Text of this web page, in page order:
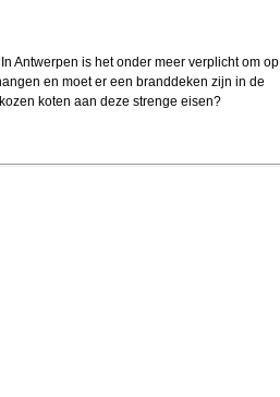
Antwerpen is het onder meer verplicht om op
en moet er een branddeken zijn in de
koten aan deze strenge eisen?